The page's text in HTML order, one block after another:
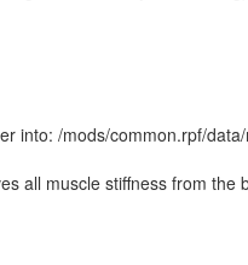
into: /mods/common.rpf/
all muscle stiffness from the